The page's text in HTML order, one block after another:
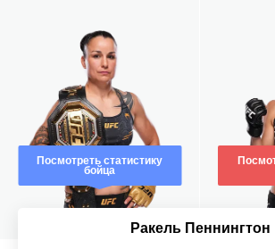
Посмотреть статистику
бойца
Ракель Пеннингтон